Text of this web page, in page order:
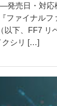
発売日・対応
ファイナルフ
以下、FF7 リ
クシリ […]